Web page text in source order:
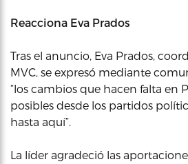
Reacciona Eva Prados
Tras el anuncio, Eva Prados,
MVC, se expresó mediante
“los cambios que hacen falta en
posibles desde los partidos
hasta aquí”.
La líder agradeció las